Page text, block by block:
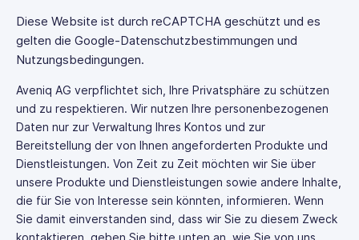
Diese Website ist durch reCAPTCHA geschützt und es
gelten die Google-Datenschutzbestimmungen und
Nutzungsbedingungen.
Aveniq AG verpflichtet sich, Ihre Privatsphäre zu schützen
und zu respektieren. Wir nutzen Ihre personenbezogenen
Daten nur zur Verwaltung Ihres Kontos und zur
Bereitstellung der von Ihnen angeforderten Produkte und
Dienstleistungen. Von Zeit zu Zeit möchten wir Sie über
unsere Produkte und Dienstleistungen sowie andere Inhalte,
die für Sie von Interesse sein könnten, informieren. Wenn
Sie damit einverstanden sind, dass wir Sie zu diesem Zweck